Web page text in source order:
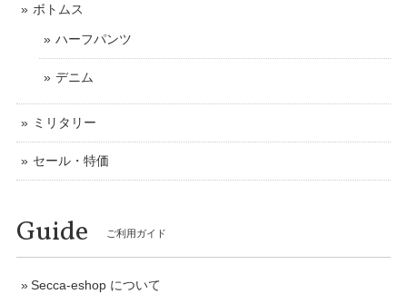
ボトムス
ハーフパンツ
デニム
ミリタリー
セール・特価
Guide ご利用ガイド
Secca-eshop について